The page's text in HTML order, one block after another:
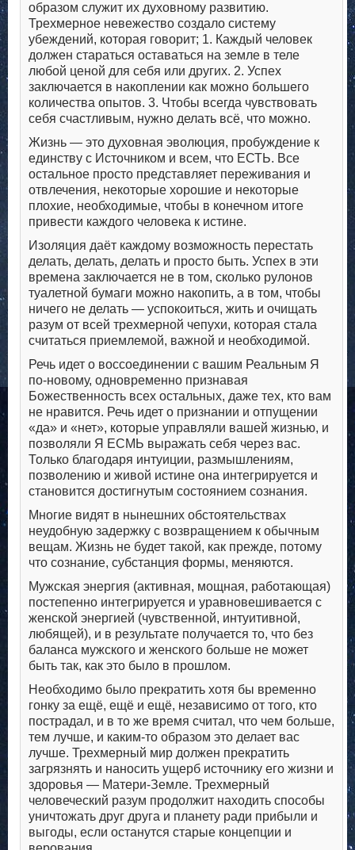
образом служит их духовному развитию.
Трехмерное невежество создало систему
убеждений, которая говорит; 1. Каждый человек
должен стараться оставаться на земле в теле
любой ценой для себя или других. 2. Успех
заключается в накоплении как можно большего
количества опытов. 3. Чтобы всегда чувствовать
себя счастливым, нужно делать всё, что можно.
Жизнь — это духовная эволюция, пробуждение к
единству с Источником и всем, что ЕСТЬ. Все
остальное просто представляет переживания и
отвлечения, некоторые хорошие и некоторые
плохие, необходимые, чтобы в конечном итоге
привести каждого человека к истине.
Изоляция даёт каждому возможность перестать
делать, делать, делать и просто быть. Успех в эти
времена заключается не в том, сколько рулонов
туалетной бумаги можно накопить, а в том, чтобы
ничего не делать — успокоиться, жить и очищать
разум от всей трехмерной чепухи, которая стала
считаться приемлемой, важной и необходимой.
Речь идет о воссоединении с вашим Реальным Я
по-новому, одновременно признавая
Божественность всех остальных, даже тех, кто вам
не нравится. Речь идет о признании и отпущении
«да» и «нет», которые управляли вашей жизнью, и
позволяли Я ЕСМЬ выражать себя через вас.
Только благодаря интуиции, размышлениям,
позволению и живой истине она интегрируется и
становится достигнутым состоянием сознания.
Многие видят в нынешних обстоятельствах
неудобную задержку с возвращением к обычным
вещам. Жизнь не будет такой, как прежде, потому
что сознание, субстанция формы, меняются.
Мужская энергия (активная, мощная, работающая)
постепенно интегрируется и уравновешивается с
женской энергией (чувственной, интуитивной,
любящей), и в результате получается то, что без
баланса мужского и женского больше не может
быть так, как это было в прошлом.
Необходимо было прекратить хотя бы временно
гонку за ещё, ещё и ещё, независимо от того, кто
пострадал, и в то же время считал, что чем больше,
тем лучше, и каким-то образом это делает вас
лучше. Трехмерный мир должен прекратить
загрязнять и наносить ущерб источнику его жизни и
здоровья — Матери-Земле. Трехмерный
человеческий разум продолжит находить способы
уничтожать друг друга и планету ради прибыли и
выгоды, если останутся старые концепции и